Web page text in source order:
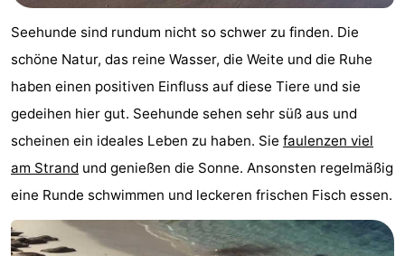
-
De
-
Ginsterveld
-
Seehunde sind rundum nicht so schwer zu finden. Die
schöne Natur, das reine Wasser, die Weite und die Ruhe
haben einen positiven Einfluss auf diese Tiere und sie
gedeihen hier gut. Seehunde sehen sehr süß aus und
scheinen ein ideales Leben zu haben. Sie faulenzen viel
am Strand und genießen die Sonne. Ansonsten regelmäßig
eine Runde schwimmen und leckeren frischen Fisch essen.